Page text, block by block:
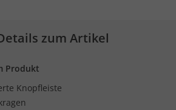
zum Artikel
Produkt
Knopfleiste